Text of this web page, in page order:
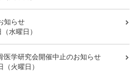
知らせ
水曜日）
医学研究会開催中止のお知らせ
火曜日）